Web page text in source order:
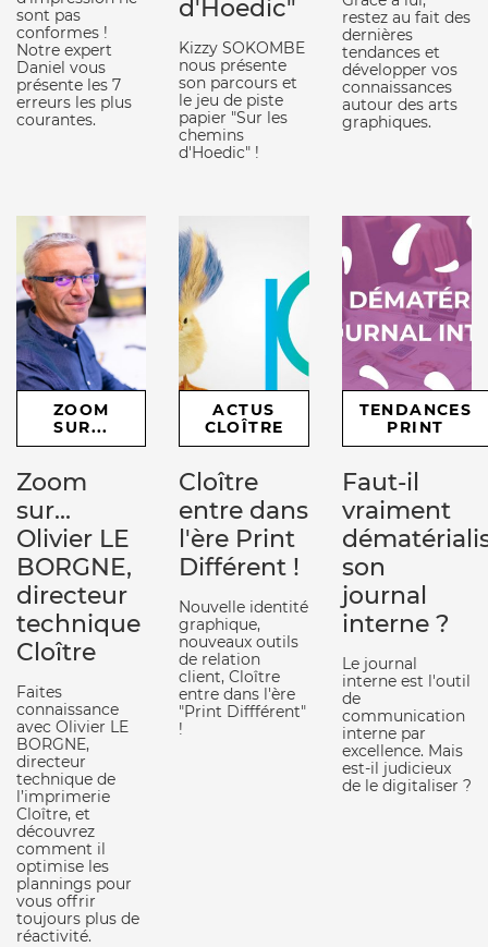
sont pas
conformes !
Notre expert
Daniel vous
présente les 7
erreurs les plus
courantes.
d'Hoedic"
Kizzy SOKOMBE
nous présente
son parcours et
le jeu de piste
papier "Sur les
chemins
d'Hoedic" !
restez au fait des
dernières
tendances et
développer vos
connaissances
autour des arts
graphiques.
ZOOM
SUR...
Zoom
sur...
Olivier LE
BORGNE,
directeur
technique
Cloître
Faites
connaissance
avec Olivier LE
BORGNE,
directeur
technique de
l’imprimerie
Cloître, et
découvrez
comment il
optimise les
plannings pour
vous offrir
toujours plus de
réactivité.
ACTUS
CLOÎTRE
Cloître
entre dans
l'ère Print
Différent !
Nouvelle identité
graphique,
nouveaux outils
de relation
client, Cloître
entre dans l'ère
"Print Diffférent"
!
TENDANCES
PRINT
Faut-il
vraiment
son
journal
interne ?
Le journal
interne est l'outil
de
communication
interne par
excellence. Mais
est-il judicieux
de le digitaliser ?